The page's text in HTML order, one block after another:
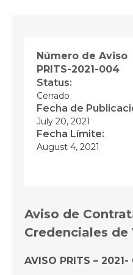
Número de Aviso
PRITS-2021-004
Status:
Cerrado
Fecha de
July 20, 2021
Fecha Límite:
August 4, 2021
Aviso de
Credenciales de
AVISO PRITS –